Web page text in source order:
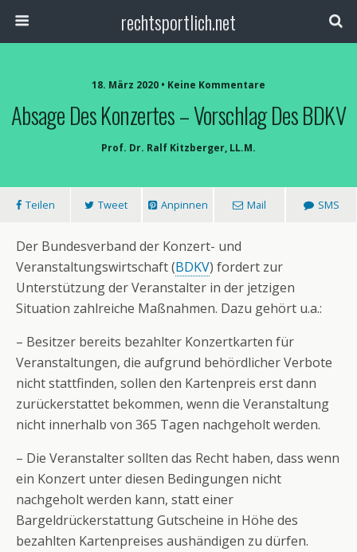
rechtsportlich.net
18. März 2020 • Keine Kommentare
Absage Des Konzertes – Vorschlag Des BDKV
Prof. Dr. Ralf Kitzberger, LL.M.
Teilen Tweet Anpinnen Mail SMS
Der Bundesverband der Konzert- und
Veranstaltungswirtschaft (BDKV) fordert zur
Unterstützung der Veranstalter in der jetzigen
Situation zahlreiche Maßnahmen. Dazu gehört u.a.:
– Besitzer bereits bezahlter Konzertkarten für
Veranstaltungen, die aufgrund behördlicher Verbote
nicht stattfinden, sollen den Kartenpreis erst dann
zurückerstattet bekommen, wenn die Veranstaltung
nicht innerhalb von 365 Tagen nachgeholt werden.
– Die Veranstalter sollten das Recht haben, dass wenn
ein Konzert unter diesen Bedingungen nicht
nachgeholt werden kann, statt einer
Bargeldrückerstattung Gutscheine in Höhe des
bezahlten Kartenpreises aushändigen zu dürfen.